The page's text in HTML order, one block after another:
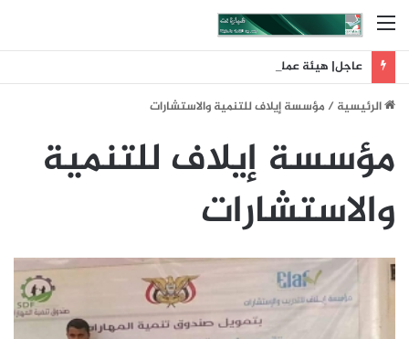
القائمة
الرئيسية/مؤسسة إيلاف للتنمية والاستشارات
مؤسسة إيلاف للتنمية
والاستشارات